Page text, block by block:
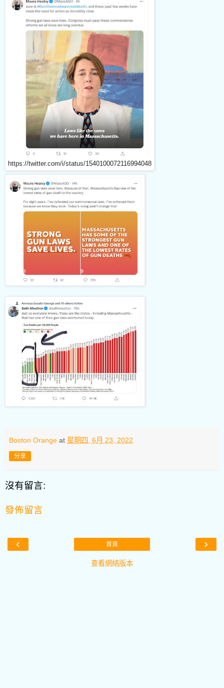
https://twitter.com/i/status/1540100072116994048
Boston Orange at 星期四, 6月 23, 2022
分享
沒有留言:
發佈留言
‹ ›
首頁
查看網絡版本